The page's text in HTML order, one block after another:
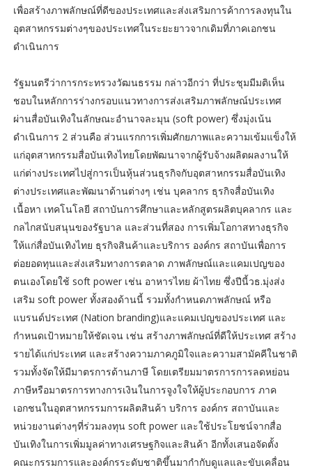
เพื่อสร้างภาพลักษณ์ที่ดีของประเทศและส่งเสริมการค้าการลงทุนใน
อุตสาหกรรมต่างๆของประเทศในระยะยาวจากเดิมที่ภาคเอกชน
ดำเนินการ
รัฐมนตรีว่าการกระทรวงวัฒนธรรม กล่าวอีกว่า ที่ประชุมมีมติเห็น
ชอบในหลักการร่างกรอบแนวทางการส่งเสริมภาพลักษณ์ประเทศ
ผ่านสื่อบันเทิงในลักษณะอำนาจละมุน (soft power) ซึ่งมุ่งเน้น
ดำเนินการ 2 ส่วนคือ ส่วนแรกการเพิ่มศักยภาพและความเข้มแข็งให้
แก่อุตสาหกรรมสื่อบันเทิงไทยโดยพัฒนาจากผู้รับจ้างผลิตผลงานให้
แก่ต่างประเทศไปสู่การเป็นหุ้นส่วนธุรกิจกับอุตสาหกรรมสื่อบันเทิง
ต่างประเทศและพัฒนาด้านต่างๆ เช่น บุคลากร ธุรกิจสื่อบันเทิง
เนื้อหา เทคโนโลยี สถาบันการศึกษาและหลักสูตรผลิตบุคลากร และ
กลไกสนับสนุนของรัฐบาล และส่วนที่สอง การเพิ่มโอกาสทางธุรกิจ
ให้แก่สื่อบันเทิงไทย ธุรกิจสินค้าและบริการ องค์กร สถาบันเพื่อการ
ต่อยอดทุนและส่งเสริมทางการตลาด ภาพลักษณ์และแคมเปญของ
ตนเองโดยใช้ soft power เช่น อาหารไทย ผ้าไทย ซึ่งปีนี้วธ.มุ่งส่ง
เสริม soft power ทั้งสองด้านนี้ รวมทั้งกำหนดภาพลักษณ์ หรือ
แบรนด์ประเทศ (Nation branding)และแคมเปญของประเทศ และ
กำหนดเป้าหมายให้ชัดเจน เช่น สร้างภาพลักษณ์ที่ดีให้ประเทศ สร้าง
รายได้แก่ประเทศ และสร้างความภาคภูมิใจและความสามัคคีในชาติ
รวมทั้งจัดให้มีมาตรการด้านภาษี โดยเตรียมมาตรการการลดหย่อน
ภาษีหรือมาตรการทางการเงินในการจูงใจให้ผู้ประกอบการ ภาค
เอกชนในอุตสาหกรรมการผลิตสินค้า บริการ องค์กร สถาบันและ
หน่วยงานต่างๆที่ร่วมลงทุน soft power และใช้ประโยชน์จากสื่อ
บันเทิงในการเพิ่มมูลค่าทางเศรษฐกิจและสินค้า อีกทั้งเสนอจัดตั้ง
คณะกรรมการและองค์กรระดับชาติขึ้นมากำกับดูแลและขับเคลื่อน